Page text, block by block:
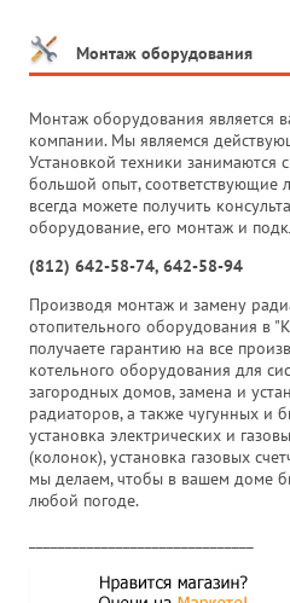
Монтаж оборудования
Монтаж оборудования является
компании. Мы являемся
Установкой техники занимаются
большой опыт, соответствующие
всегда можете получить
оборудование, его монтаж и
(812) 642-58-74, 642-58-94
Производя монтаж и замену
отопительного оборудования в
получаете гарантию на все
котельного оборудования для
загородных домов, замена и
радиаторов, а также чугунных и
установка электрических и
(колонок), установка газовых
мы делаем, чтобы в вашем доме
любой погоде.